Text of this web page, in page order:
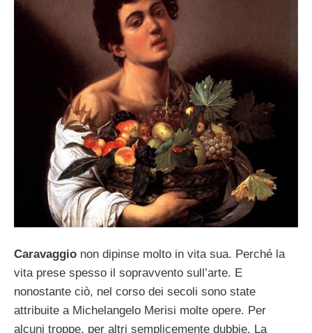
Caravaggio non dipinse molto in vita sua. Perché la
vita prese spesso il sopravvento sull’arte. E
nonostante ciò, nel corso dei secoli sono state
attribuite a Michelangelo Merisi molte opere. Per
alcuni troppe, per altri semplicemente dubbie. La